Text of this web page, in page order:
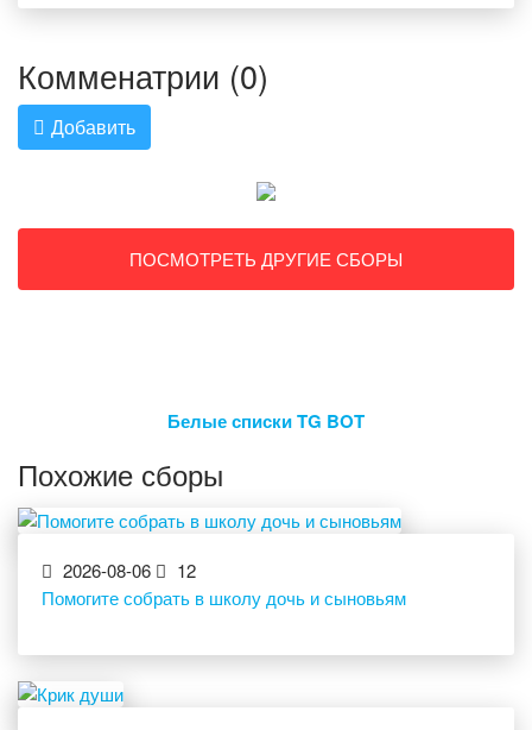
Комменатрии (0)
Добавить
ПОСМОТРЕТЬ ДРУГИЕ СБОРЫ
Белые списки TG BOT
Похожие сборы
2026-08-06
12
Помогите собрать в школу дочь и сыновьям